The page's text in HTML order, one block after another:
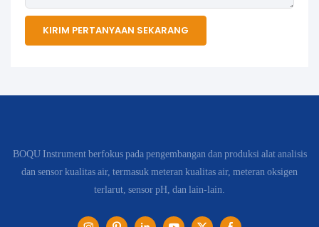
KIRIM PERTANYAAN SEKARANG
BOQU Instrument berfokus pada pengembangan dan produksi alat analisis
dan sensor kualitas air, termasuk meteran kualitas air, meteran oksigen
terlarut, sensor pH, dan lain-lain.